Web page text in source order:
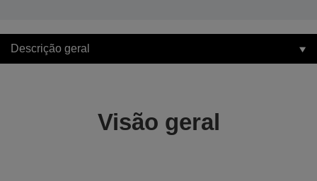
Descrição geral
Visão geral